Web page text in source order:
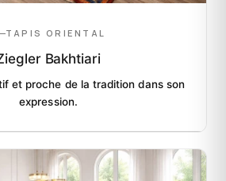
TAPIS ORIENTAL
Bakhtiari
et proche de la tradition dans son
expression.